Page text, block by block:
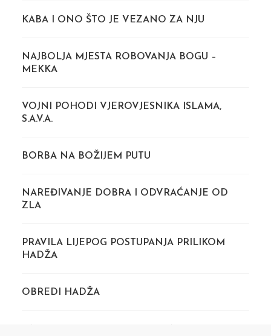
KABA I ONO ŠTO JE VEZANO ZA NJU
NAJBOLJA MJESTA ROBOVANJA BOGU –
MEKKA
VOJNI POHODI VJEROVJESNIKA ISLAMA,
S.A.V.A.
BORBA NA BOŽIJEM PUTU
NAREĐIVANJE DOBRA I ODVRAĆANJE OD
ZLA
PRAVILA LIJEPOG POSTUPANJA PRILIKOM
HADŽA
OBREDI HADŽA